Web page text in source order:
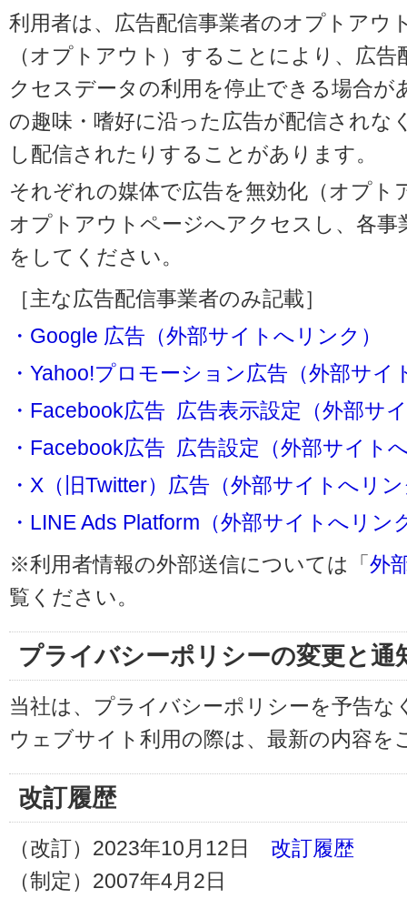
利用者は、広告配信事業者のオプトアウ
（オプトアウト）することにより、広
クセスデータの利用を停止できる場合が
の趣味・嗜好に沿った広告が配信されな
し配信されたりすることがあります。
それぞれの媒体で広告を無効化（オプト
オプトアウトページへアクセスし、各
をしてください。
［主な広告配信事業者のみ記載］
・Google 広告（外部サイトへリンク）
・Yahoo!プロモーション広告（外部サイ
・Facebook広告 広告表示設定（外部サ
・Facebook広告 広告設定（外部サイト
・X（旧Twitter）広告（外部サイトへリ
・LINE Ads Platform（外部サイトへリン
※利用者情報の外部送信については「外
覧ください。
プライバシーポリシーの変更と通
当社は、プライバシーポリシーを予告
ウェブサイト利用の際は、最新の内容を
改訂履歴
（改訂）2023年10月12日 改訂履歴
（制定）2007年4月2日